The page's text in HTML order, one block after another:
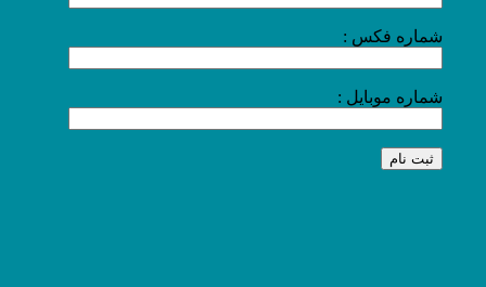
شماره فکس :
شماره موبایل :